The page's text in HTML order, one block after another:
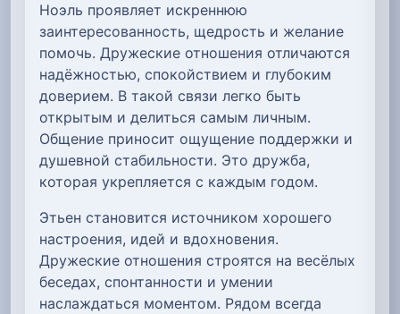
Ноэль проявляет искреннюю
заинтересованность, щедрость и желание
помочь. Дружеские отношения отличаются
надёжностью, спокойствием и глубоким
доверием. В такой связи легко быть
открытым и делиться самым личным.
Общение приносит ощущение поддержки и
душевной стабильности. Это дружба,
которая укрепляется с каждым годом.
Этьен становится источником хорошего
настроения, идей и вдохновения.
Дружеские отношения строятся на весёлых
беседах, спонтанности и умении
наслаждаться моментом. Рядом всегда